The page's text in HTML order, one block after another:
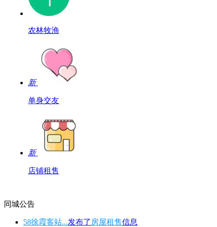
农林牧渔
新
单身交友
新
店铺租售
同城公告
58徐霞客站...发布了 房屋租售信息